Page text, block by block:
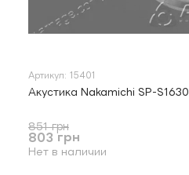
Артикул: 15401
Акустика Nakamichi SP-S1630
851 грн
803 грн
Нет в наличии